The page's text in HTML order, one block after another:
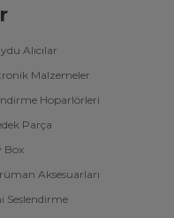
Alıcılar
Malzemeler
Hoparlörleri
Parça
Box
Aksesuarları
Seslendirme